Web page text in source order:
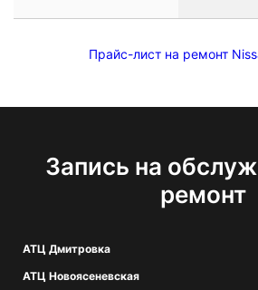
Прайс-лист на ремонт
Запись на
ремонт
АТЦ Дмитровка
АТЦ Новоясеневская